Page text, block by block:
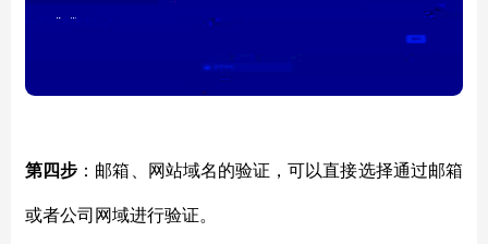
第四步 ：邮箱、网站域名的验证，可以直接选择通过邮箱
或者公司网域进行验证。